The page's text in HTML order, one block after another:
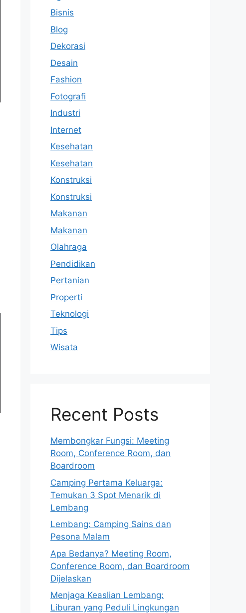
Bisnis
Blog
Dekorasi
Desain
Fashion
Fotografi
Industri
Internet
Kesehatan
Kesehatan
Konstruksi
Konstruksi
Makanan
Makanan
Olahraga
Pendidikan
Pertanian
Properti
Teknologi
Tips
Wisata
Recent Posts
Membongkar Fungsi: Meeting
Room, Conference Room, dan
Boardroom
Camping Pertama Keluarga:
Temukan 3 Spot Menarik di
Lembang
Lembang: Camping Sains dan
Pesona Malam
Apa Bedanya? Meeting Room,
Conference Room, dan Boardroom
Dijelaskan
Menjaga Keaslian Lembang:
Liburan yang Peduli Lingkungan